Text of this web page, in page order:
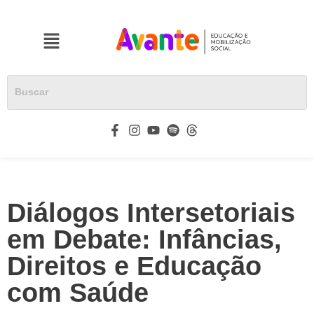
Diálogos Intersetoriais
em Debate: Infâncias,
Direitos e Educação
com Saúde